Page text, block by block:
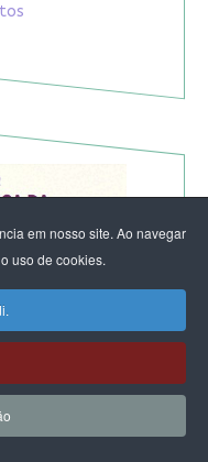
em nosso site. Ao navegar
uso de cookies.